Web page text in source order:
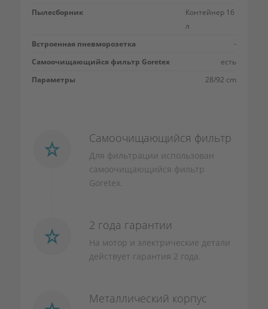
Пылесборник
Контейнер 16
л
Встроенная пневморозетка
-
Самоочищающийся фильтр Goretex
есть
Параметры
28/92 cm
Самоочищающийся фильтр
Для фильтрации использован
самоочищающийся фильтр
Goretex.
2 года гарантии
На мотор и электрические детали
действует гарантия 2 года.
Металлический корпус